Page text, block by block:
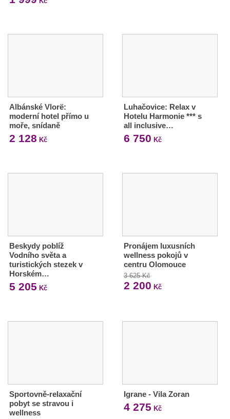
Albánské Vlorë:
moderní hotel přímo u
moře, snídaně
2 128 Kč
Luhačovice: Relax v
Hotelu Harmonie *** s
all inclusive…
6 750 Kč
Beskydy poblíž
Vodního světa a
turistických stezek v
Horském…
5 205 Kč
Pronájem luxusních
wellness pokojů v
centru Olomouce
3 625 Kč
2 200 Kč
Sportovně-relaxační
pobyt se stravou i
wellness
Igrane - Vila Zoran
4 275 Kč